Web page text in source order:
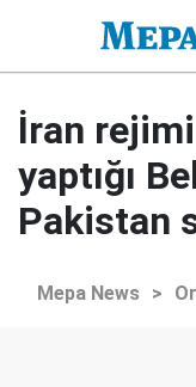
İran
yaptığı
Pakistan
Mepa News >